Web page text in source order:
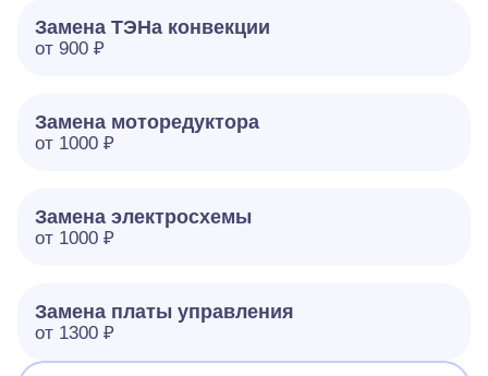
Замена ТЭНа конвекции
от 900 ₽
Замена моторедуктора
от 1000 ₽
Замена электросхемы
от 1000 ₽
Замена платы управления
от 1300 ₽